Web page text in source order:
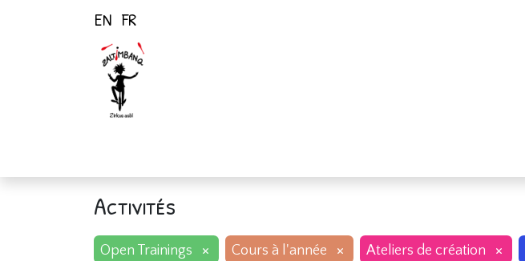
EN FR
Activités
Open Trainings × Cours à l'année × Ateliers de création ×